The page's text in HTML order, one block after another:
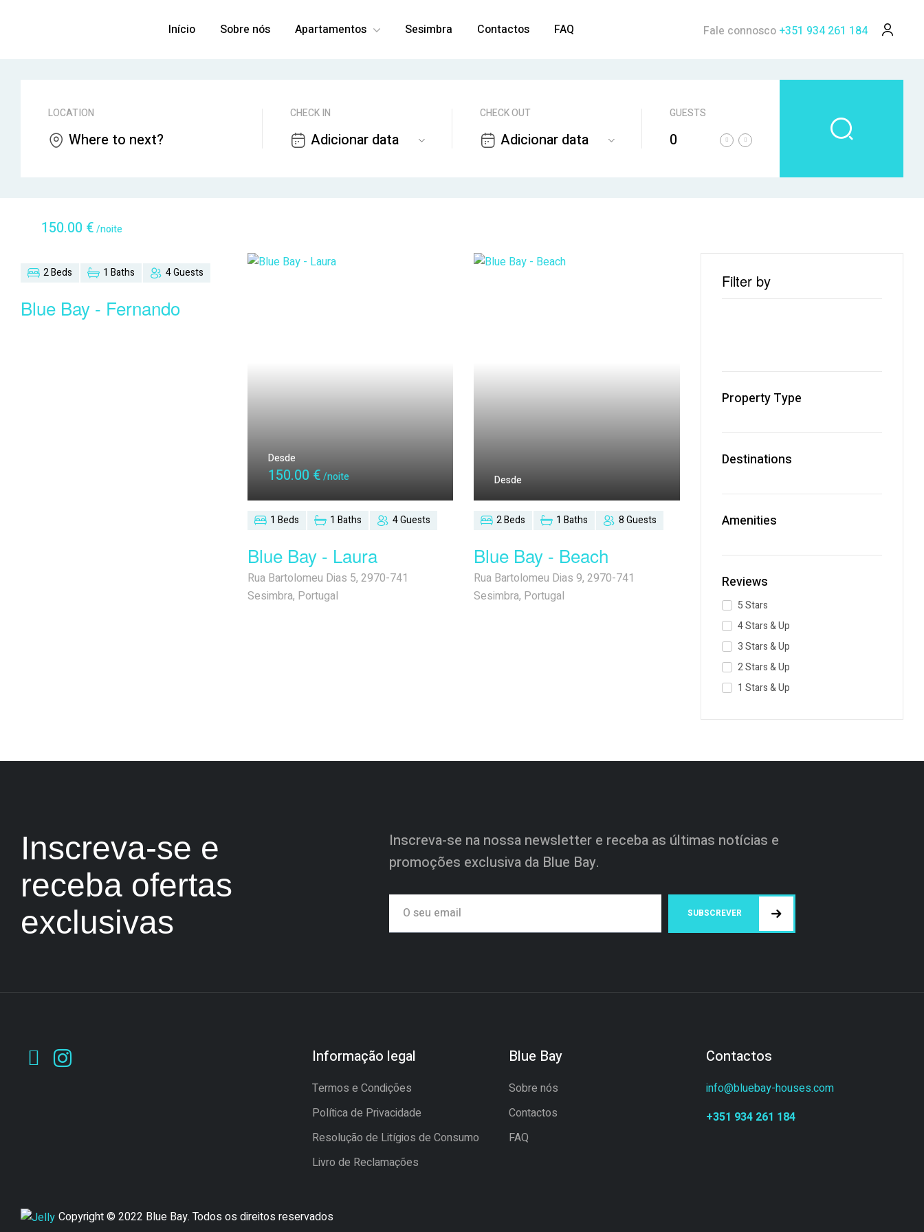
Início Sobre nós Apartamentos Sesimbra Contactos FAQ Fale connosco +351 934 261 184
LOCATION
Where to next?
CHECK IN CHECK OUT GUESTS
0
150.00 €/noite
2 Beds 1 Baths 4 Guests
Blue Bay - Fernando
Desde
150.00 €/noite
1 Beds 1 Baths 4 Guests
Blue Bay - Laura
Rua Bartolomeu Dias 5, 2970-741
Sesimbra, Portugal
Desde
2 Beds 1 Baths 8 Guests
Blue Bay - Beach
Rua Bartolomeu Dias 9, 2970-741
Sesimbra, Portugal
Filter by
Property Type
Destinations
Amenities
Reviews
5 Stars
4 Stars & Up
3 Stars & Up
2 Stars & Up
1 Stars & Up
Inscreva-se e
receba ofertas
exclusivas
Inscreva-se na nossa newsletter e receba as últimas notícias e
promoções exclusiva da Blue Bay.
SUBSCREVER
Informação legal
Termos e Condições
Política de Privacidade
Resolução de Litígios de Consumo
Livro de Reclamações
Blue Bay
Sobre nós
Contactos
FAQ
Contactos
info@bluebay-houses.com
+351 934 261 184
Copyright © 2022 Blue Bay. Todos os direitos reservados